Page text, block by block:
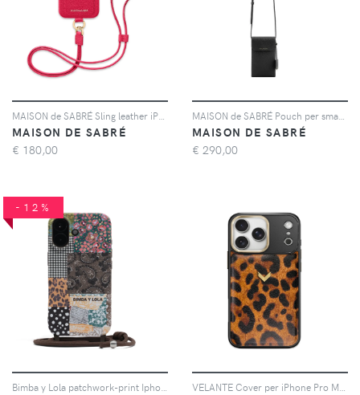
MAISON DE SABRÉ
€ 180,00
MAISON DE SABRÉ
€ 290,00
-12%